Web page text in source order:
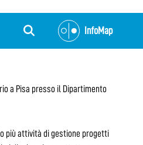
InfoMap
a Pisa presso il Dipartimento
più attività di gestione progetti